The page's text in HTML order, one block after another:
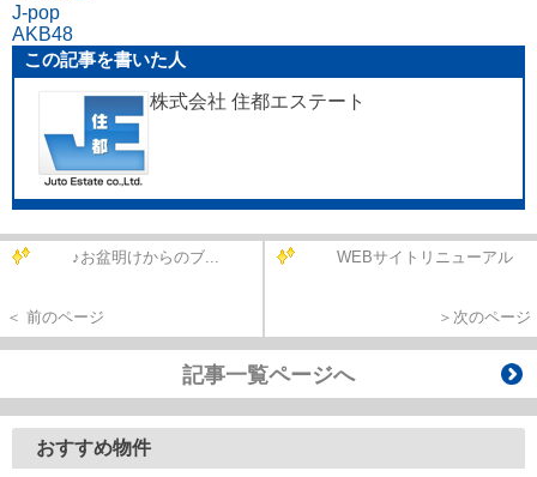
J-pop
AKB48
この記事を書いた人
株式会社 住都エステート
♪お盆明けからのブ...
＜ 前のページ
WEBサイトリニューアル
＞次のページ
記事一覧ページへ
おすすめ物件